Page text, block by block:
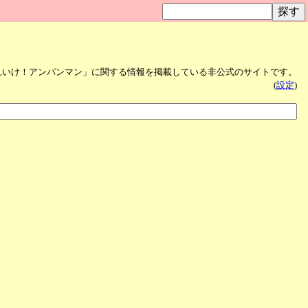
いけ！アンパンマン」に関する情報を掲載している非公式のサイトです。
(設定)